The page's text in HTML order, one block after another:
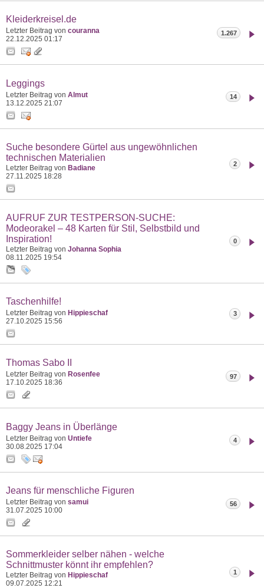
Kleiderkreisel.de
Letzter Beitrag von couranna
22.12.2025 01:17
1.267
Leggings
Letzter Beitrag von Almut
13.12.2025 21:07
14
Suche besondere Gürtel aus ungewöhnlichen
technischen Materialien
Letzter Beitrag von Badiane
27.11.2025 18:28
2
AUFRUF ZUR TESTPERSON-SUCHE:
Modeorakel – 48 Karten für Stil, Selbstbild und
Inspiration!
Letzter Beitrag von Johanna Sophia
08.11.2025 19:54
0
Taschenhilfe!
Letzter Beitrag von Hippieschaf
27.10.2025 15:56
3
Thomas Sabo II
Letzter Beitrag von Rosenfee
17.10.2025 18:36
97
Baggy Jeans in Überlänge
Letzter Beitrag von Untiefe
30.08.2025 17:04
4
Jeans für menschliche Figuren
Letzter Beitrag von samui
31.07.2025 10:00
56
Sommerkleider selber nähen - welche
Schnittmuster könnt ihr empfehlen?
Letzter Beitrag von Hippieschaf
09.07.2025 12:21
1